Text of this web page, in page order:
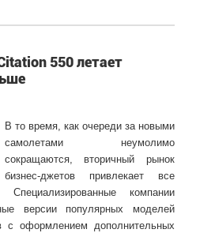
550 летает
В то время, как очереди за новыми
самолетами неумолимо
сокращаются, вторичный рынок
бизнес-джетов привлекает все
компании
версии популярных моделей
с оформлением дополнительных